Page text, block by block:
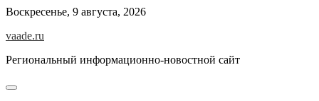
Skip
content
Воскресенье, 9 августа, 2026
vaade.ru
Региональный информационно-новостной сайт